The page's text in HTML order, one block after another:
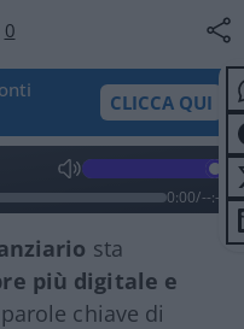
0
CLICCA QUI
0:00/--:--
sta
più digitale e
chiave di